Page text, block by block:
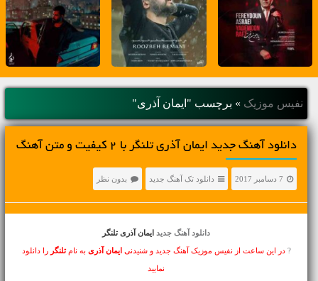
نفیس موزیک » برچسب "ایمان آذری"
دانلود آهنگ جديد ایمان آذری تلنگر با 2 کیفیت و متن آهنگ
7 دسامبر 2017 دانلود تک آهنگ جدید بدون نظر
دانلود آهنگ جدید ایمان آذری تلنگر
?در این ساعت از نفیس موزیک آهنگ جدید و شنیدنی ایمان آذری به نامتلنگر را دانلود
نمایید